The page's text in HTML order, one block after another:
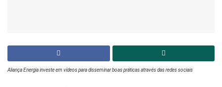
Aliança Energia investe em vídeos para disseminar boas práticas através das redes sociais